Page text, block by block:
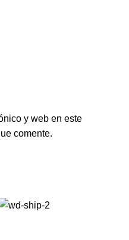
y web en este
comente.